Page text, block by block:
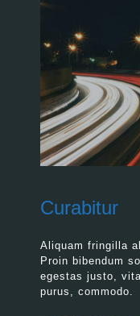
Curabitur
Aliquam fringilla
Proin bibendum
egestas justo,
purus, commodo.